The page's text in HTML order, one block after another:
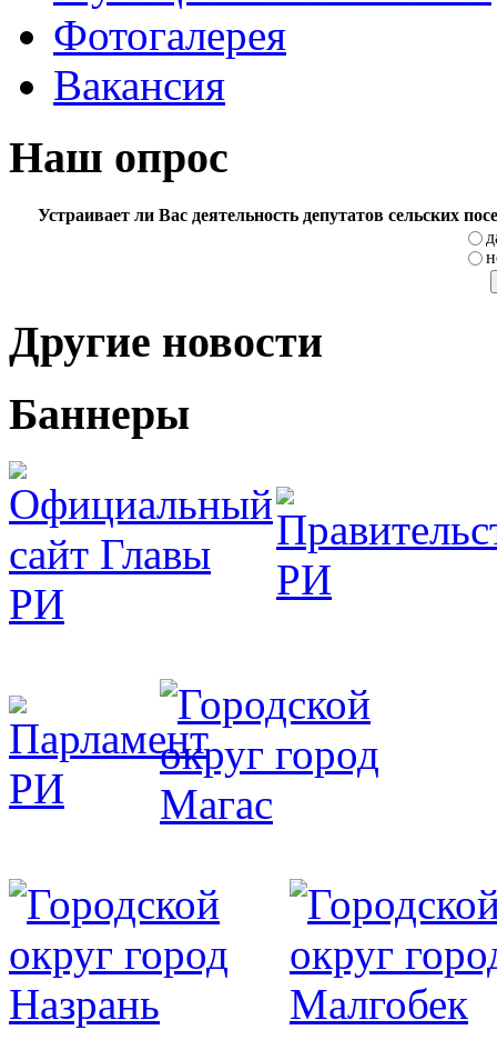
Фотогалерея
Вакансия
Наш опрос
Устраивает ли Вас деятельность депутатов сельских
Другие новости
Баннеры